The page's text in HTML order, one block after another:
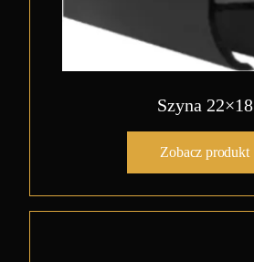
Szyna 22×18
Zobacz produkt